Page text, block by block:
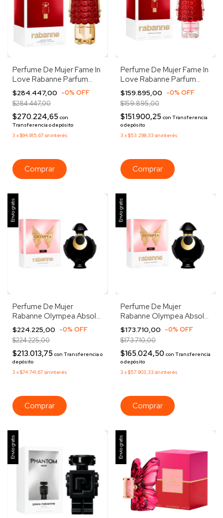
Perfume De Mujer Fame In
Love Rabanne Parfum
Elixir 80ml
$284.447,00 -0% OFF
$284.447,00
$270.224,65 con
Transferencia o depósito
3 x$94.815,67 sin interés
Perfume De Mujer Fame In
Love Rabanne Parfum
Elixir 30ml
$159.895,00 -0% OFF
$159.895,00
$151.900,25 con Transferencia
o depósito
3 x$53.298,33 sin interés
Envío gratis
Perfume De Mujer
Rabanne Olympea Absolu
Parfum Intense 50ml
$224.225,00 -0% OFF
$224.225,00
$213.013,75 con Transferencia o
depósito
3 x$74.741,67 sin interés
Envío gratis
Perfume De Mujer
Rabanne Olympea Absolu
Parfum Intense 30ml
$173.710,00 -0% OFF
$173.710,00
$165.024,50 con Transferencia
o depósito
3 x$57.903,33 sin interés
Envío gratis Envío gratis